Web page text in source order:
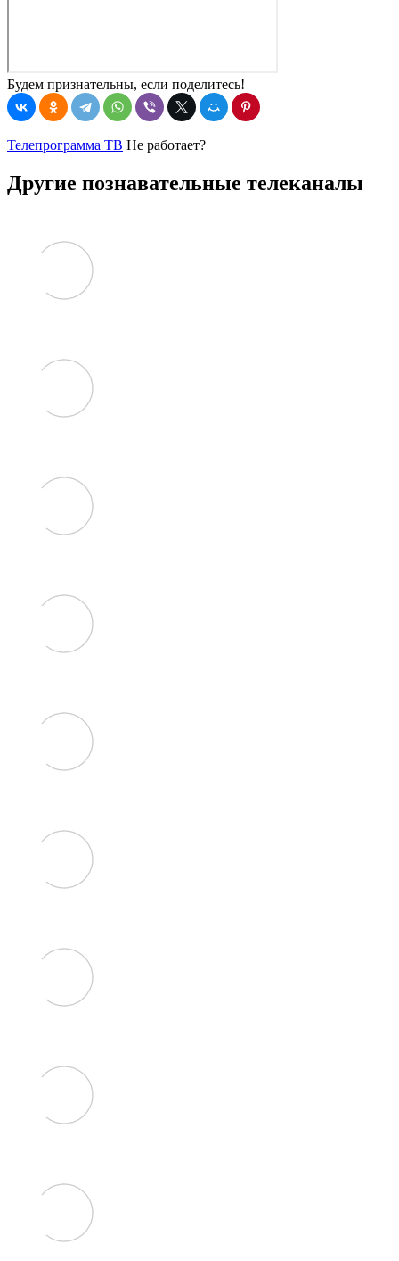
Будем признательны, если поделитесь!
Телепрограмма ТВ Не работает?
Другие познавательные телеканалы